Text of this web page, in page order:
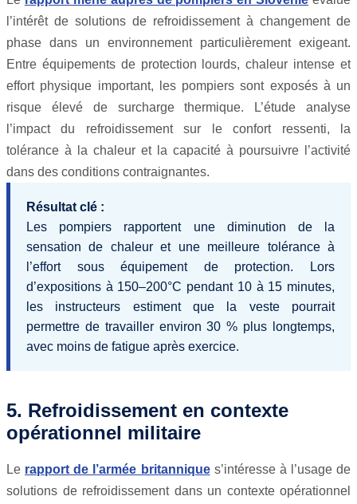
l’intérêt de solutions de refroidissement à changement de
phase dans un environnement particulièrement exigeant.
Entre équipements de protection lourds, chaleur intense et
effort physique important, les pompiers sont exposés à un
risque élevé de surcharge thermique. L’étude analyse
l’impact du refroidissement sur le confort ressenti, la
tolérance à la chaleur et la capacité à poursuivre l’activité
dans des conditions contraignantes.
Résultat clé :
Les pompiers rapportent une diminution de la
sensation de chaleur et une meilleure tolérance à
l’effort sous équipement de protection. Lors
d’expositions à 150–200°C pendant 10 à 15 minutes,
les instructeurs estiment que la veste pourrait
permettre de travailler environ 30 % plus longtemps,
avec moins de fatigue après exercice.
5. Refroidissement en contexte
opérationnel militaire
Le rapport de l’armée britanniques’intéresse à l’usage de
solutions de refroidissement dans un contexte opérationnel